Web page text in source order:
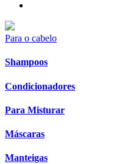
Para o cabelo
Shampoos
Condicionadores
Para Misturar
Máscaras
Manteigas